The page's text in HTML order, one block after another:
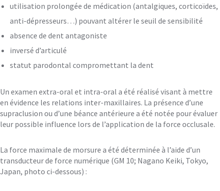
utilisation prolongée de médication (antalgiques, corticoïdes,
anti-dépresseurs…) pouvant altérer le seuil de sensibilité
absence de dent antagoniste
inversé d’articulé
statut parodontal compromettant la dent
Un examen extra-oral et intra-oral a été réalisé visant à mettre
en évidence les relations inter-maxillaires. La présence d’une
supraclusion ou d’une béance antérieure a été notée pour évaluer
leur possible influence lors de l’application de la force occlusale.
La force maximale de morsure a été déterminée à l’aide d’un
transducteur de force numérique (GM 10; Nagano Keiki, Tokyo,
Japan, photo ci-dessous) :